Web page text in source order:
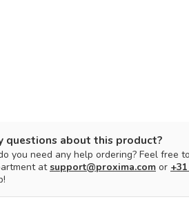
questions about this product?
you need any help ordering? Feel free
atsupport@proxima.com or